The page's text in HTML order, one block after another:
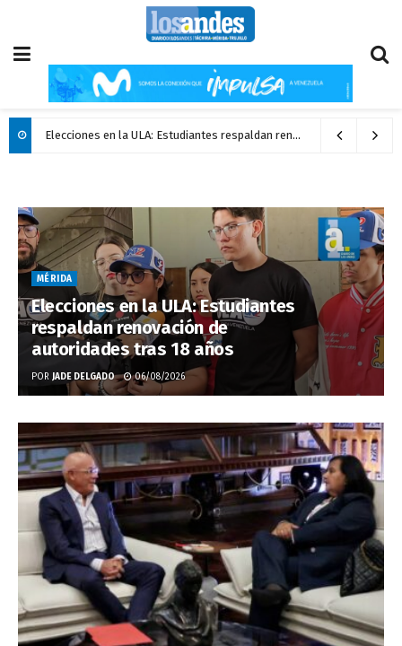
Elecciones en la ULA: Estudiantes respaldan renovación de autoridades tras 18 años
MÉRIDA
Elecciones en la ULA: Estudiantes
respaldan renovación de
autoridades tras 18 años
POR JADE DELGADO 06/08/2026